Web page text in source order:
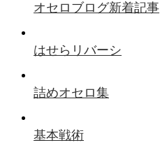
オセロブログ新着記事
はせらリバーシ
詰めオセロ集
基本戦術